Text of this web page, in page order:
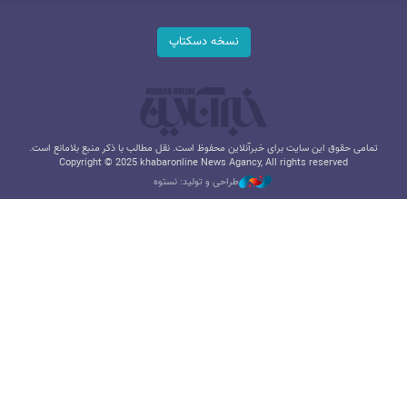
نسخه دسکتاپ
تمامی حقوق این سایت برای خبرآنلاین محفوظ است. نقل مطالب با ذکر منبع بلامانع است.
Copyright © 2025 khabaronline News Agancy, All rights reserved
طراحی و تولید: نستوه